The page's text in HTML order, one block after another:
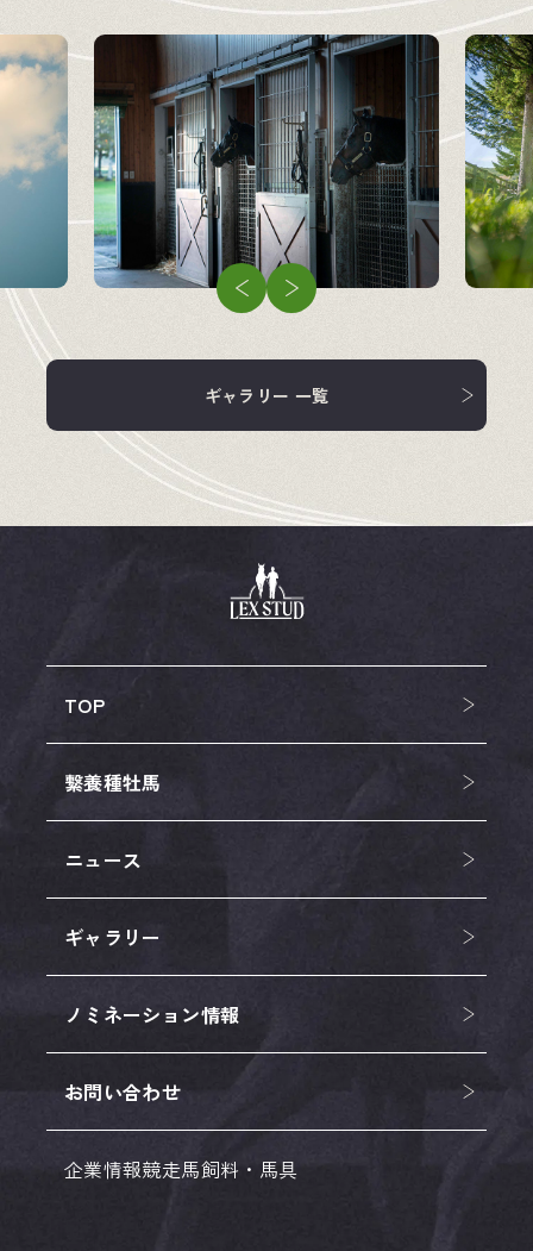
企業情報
競走馬
飼料・馬具
ギャラリー 一覧
TOP
繋養種牡馬
ニュース
ギャラリー
ノミネーション情報
お問い合わせ
企業情報競走馬飼料・馬具